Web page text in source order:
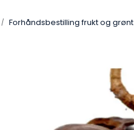
Forhåndsbestilling frukt og grønt